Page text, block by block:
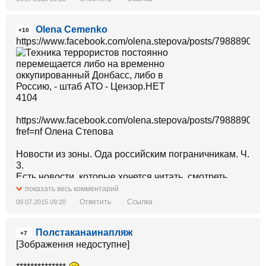
+10
Olena Cemenko
https://www.facebook.com/olena.stepova/posts/
https://www.facebook.com/olena.stepova/posts/
fref=nf Олена Степова
Новости из зоны. Ода российским пограничникам. Ч.
3.
Есть новости, которые хочется читать, смотреть,
слушать, вникая в каждую букву, вспоминать до
бесконечности голос земляка, восторженно
На КПП «Изварино» оживленно.Уточняю. Со
показать весь комментарий
09.07.2015 09:20 Ответить Ссылка
+7
Полстаканаинапляж
[Зображення недоступне]